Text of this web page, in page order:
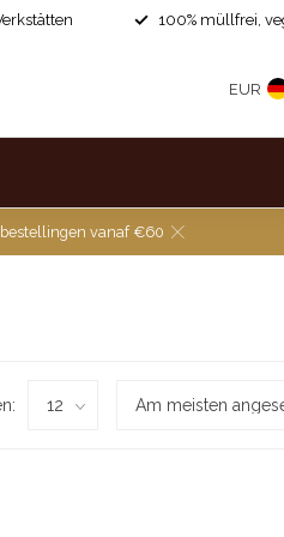
100% müllfrei,
EUR
bestellingen vanaf €60